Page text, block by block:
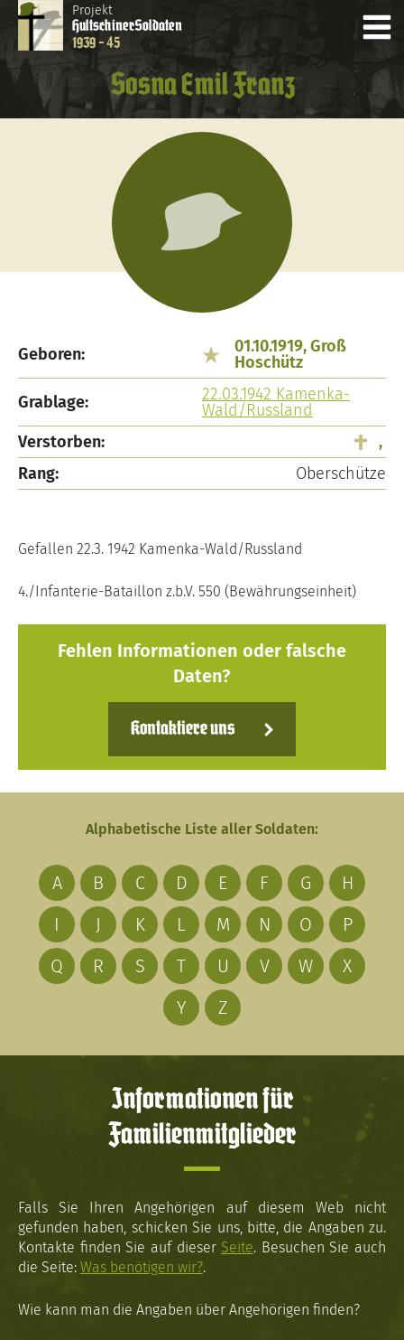
Projekt
HultschinerSoldaten
1939 - 45
Sosna Emil Franz
Geboren:
01.10.1919, Groß
Hoschütz
Grablage:
22.03.1942 Kamenka-
Wald/Russland
Verstorben:
,
Rang:
Oberschütze
Gefallen 22.3. 1942 Kamenka-Wald/Russland
4./Infanterie-Bataillon z.b.V. 550 (Bewährungseinheit)
Fehlen Informationen oder falsche
Daten?
Kontaktiere uns
Alphabetische Liste aller Soldaten:
A B C D E F G
H
I
J K L M N O
P
Q
R S T U V W
X
Y
Z
Informationen für
Familienmitglieder
Falls Sie Ihren Angehörigen auf diesem Web nicht
gefunden haben, schicken Sie uns, bitte, die Angaben zu.
Kontakte finden Sie auf dieser Seite. Besuchen Sie auch
die Seite: Was benötigen wir?.
Wie kann man die Angaben über Angehörigen finden?